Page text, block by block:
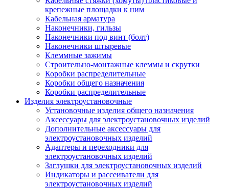
крепежные площадки к ним
Кабельная арматура
Наконечники, гильзы
Наконечники под винт (болт)
Наконечники штыревые
Клеммные зажимы
Строительно-монтажные клеммы и скрутки
Коробки распределительные
Коробки общего назначения
Коробки распределительные
Изделия электроустановочные
Установочные изделия общего назначения
Аксессуары для электроустановочных изделий
Дополнительные аксессуары для
электроустановочных изделий
Адаптеры и переходники для
электроустановочных изделий
Заглушки для электроустановочных изделий
Индикаторы и рассеиватели для
электроустановочных изделий